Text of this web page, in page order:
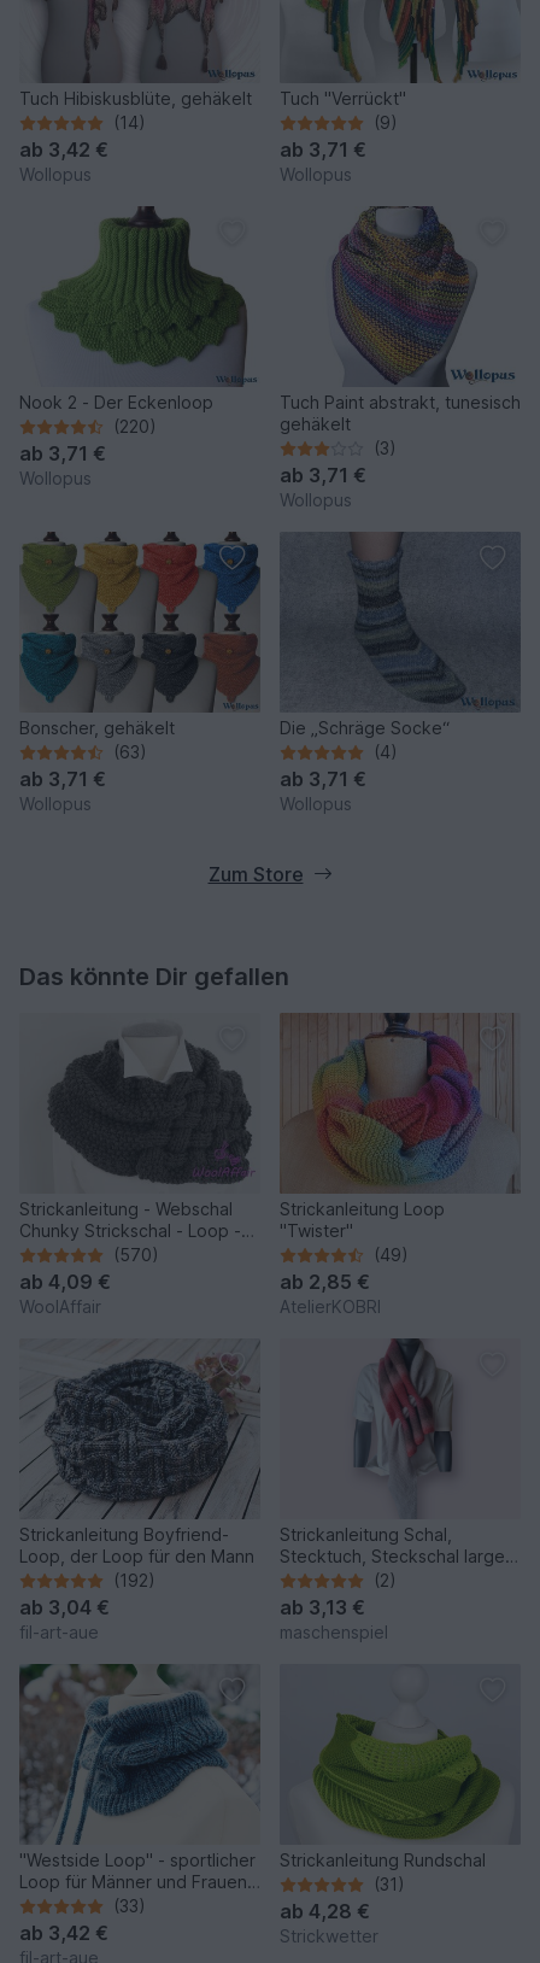
Tuch Hibiskusblüte, gehäkelt
(14)
ab 3,42 €
Wollopus
Tuch "Verrückt"
(9)
ab 3,71 €
Wollopus
Nook 2 - Der Eckenloop
(220)
ab 3,71 €
Wollopus
Tuch Paint abstrakt, tunesisch
gehäkelt
(3)
ab 3,71 €
Wollopus
Bonscher, gehäkelt
(63)
ab 3,71 €
Wollopus
Die „Schräge Socke“
(4)
ab 3,71 €
Wollopus
Zum Store
Das könnte Dir gefallen
Strickanleitung - Webschal
Chunky Strickschal - Loop -
No.111
(570)
ab 4,09 €
WoolAffair
Strickanleitung Loop
"Twister"
(49)
ab 2,85 €
AtelierKOBRI
Strickanleitung Boyfriend-
Loop, der Loop für den Mann
(192)
ab 3,04 €
fil-art-aue
Strickanleitung Schal,
Stecktuch, Steckschal large,
Neckwarmer, #330
(2)
ab 3,13 €
maschenspiel
"Westside Loop" - sportlicher
Loop für Männer und Frauen,
Strickanleitung
(33)
ab 3,42 €
fil-art-aue
Strickanleitung Rundschal
(31)
ab 4,28 €
Strickwetter